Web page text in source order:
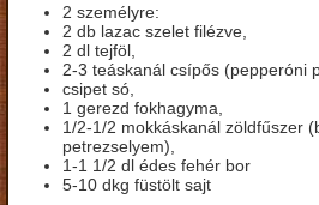
2 személyre:
2 db lazac szelet filézve,
2 dl tejföl,
2-3 teáskanál csípős (pepperóni
csipet só,
1 gerezd fokhagyma,
1/2-1/2 mokkáskanál zöldfűszer
petrezselyem),
1-1 1/2 dl édes fehér bor
5-10 dkg füstölt sajt